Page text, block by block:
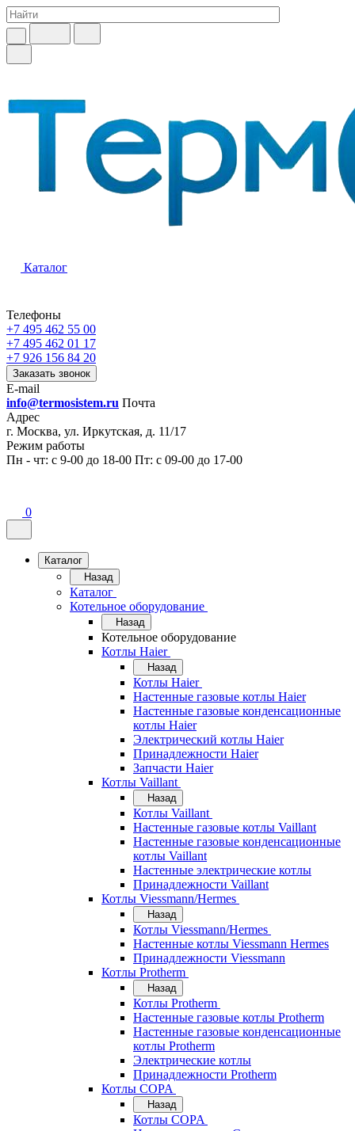
Каталог
Телефоны
+7 495 462 55 00
+7 495 462 01 17
+7 926 156 84 20
Заказать звонок
E-mail
info@termosistem.ru Почта
Адрес
г. Москва, ул. Иркутская, д. 11/17
Режим работы
Пн - чт: с 9-00 до 18-00 Пт: с 09-00 до 17-00
0
Каталог
Назад
Каталог
Котельное оборудование
Назад
Котельное оборудование
Котлы Haier
Назад
Котлы Haier
Настенные газовые котлы Haier
Настенные газовые конденсационные
котлы Haier
Электрический котлы Haier
Принадлежности Haier
Запчасти Haier
Котлы Vaillant
Назад
Котлы Vaillant
Настенные газовые котлы Vaillant
Настенные газовые конденсационные
котлы Vaillant
Настенные электрические котлы
Принадлежности Vaillant
Котлы Viessmann/Hermes
Назад
Котлы Viessmann/Hermes
Настенные котлы Viessmann Hermes
Принадлежности Viessmann
Котлы Protherm
Назад
Котлы Protherm
Настенные газовые котлы Protherm
Настенные газовые конденсационные
котлы Protherm
Электрические котлы
Принадлежности Protherm
Котлы COPA
Назад
Котлы COPA